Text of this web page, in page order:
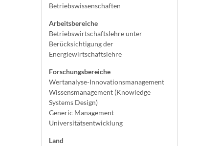
Betriebswissenschaften
Arbeitsbereiche
Betriebswirtschaftslehre unter
Berücksichtigung der
Energiewirtschaftslehre
Forschungsbereiche
Wertanalyse-Innovationsmanagement
Wissensmanagement (Knowledge
Systems Design)
Generic Management
Universitätsentwicklung
Land